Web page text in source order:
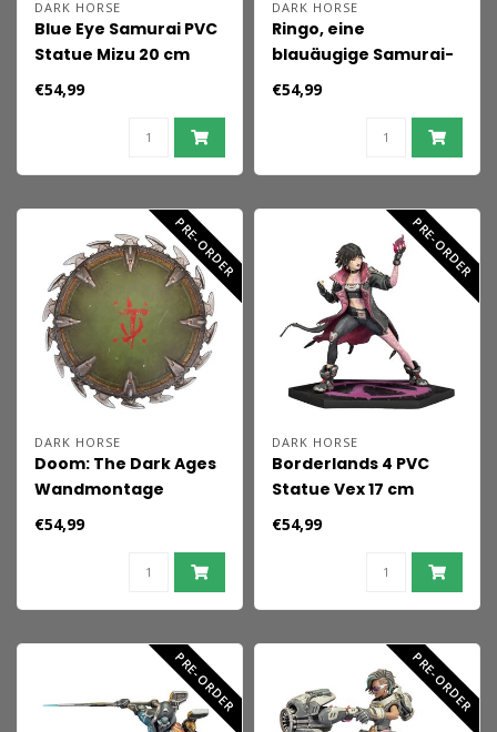
DARK HORSE
Blue Eye Samurai PVC
Statue Mizu 20 cm
€54,99
DARK HORSE
Ringo, eine
blauäugige Samurai-
PVC-Statue, 21 cm
€54,99
PRE-ORDER
DARK HORSE
Doom: The Dark Ages
Wandmontage
Schildsäge 25 x 25 cm
€54,99
PRE-ORDER
DARK HORSE
Borderlands 4 PVC
Statue Vex 17 cm
€54,99
PRE-ORDER PRE-ORDER